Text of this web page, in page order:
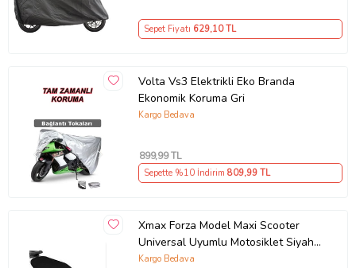
Sepet Fiyatı 629,10 TL
Volta Vs3 Elektrikli Eko Branda
Ekonomik Koruma Gri
Kargo Bedava
899,99 TL
Sepette %10 İndirim 809,99 TL
Xmax Forza Model Maxi Scooter
Universal Uyumlu Motosiklet Siyah
Sele Kılıfı Motor Koltuk Brandası
Kargo Bedava